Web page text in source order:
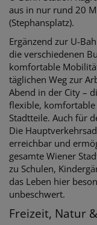
aus in nur rund 20
(Stephansplatz).
Ergänzend zur U-
die verschiedenen
komfortable
täglichen Weg zur
Abend in der City –
flexible,
Stadtteile. Auch für
Die
erreichbar und
gesamte Wiener
zu Schulen,
das Leben hier
unbeschwert.
Freizeit, Natur